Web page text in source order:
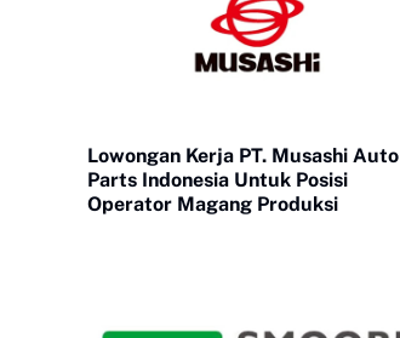
Lowongan Kerja PT. Musashi Auto
Parts Indonesia Untuk Posisi
Operator Magang Produksi